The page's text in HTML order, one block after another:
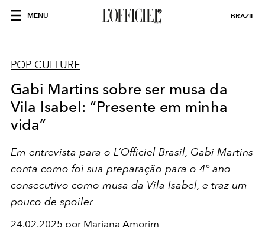
MENU BRAZIL
POP CULTURE
Gabi Martins sobre ser musa da
Vila Isabel: “Presente em minha
vida”
Em entrevista para o L’Officiel Brasil, Gabi Martins
conta como foi sua preparação para o 4° ano
consecutivo como musa da Vila Isabel, e traz um
pouco de spoiler
24.02.2025 por Mariana Amorim